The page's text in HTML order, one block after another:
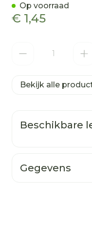
€ 1,45
Op voorraad
Bekijk alle
Beschikbare
Gegevens